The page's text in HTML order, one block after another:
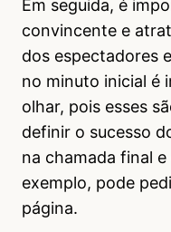
Em seguida, é
convincente e
dos espectadores
no minuto inicial é
olhar, pois esses
definir o sucesso
na chamada final
exemplo, pode
página.